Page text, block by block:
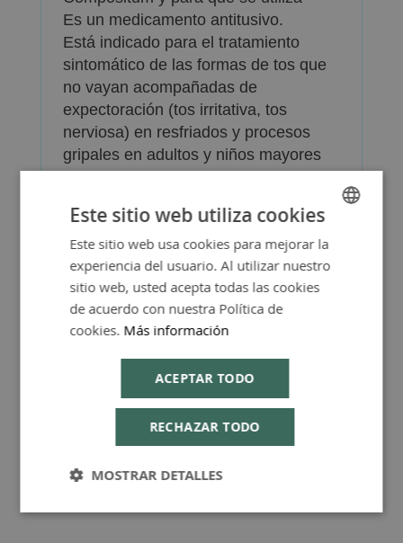
Es un medicamento antitusivo.
Está indicado para el tratamiento
sintomático de las formas de tos que
no vayan acompañadas de
expectoración (tos irritativa, tos
nerviosa) en resfriados y procesos
gripales en adultos y niños mayores
de 6 años.
empeora o si no mejora después de 5
días de tratamiento.
Ver prospecto del medicamento en
pdf
SPANISH
ENGLISH
Este sitio web utiliza cookies
Este sitio web usa cookies para mejorar la
experiencia del usuario. Al utilizar nuestro
sitio web, usted acepta todas las cookies
de acuerdo con nuestra Política de
cookies. Más información
ACEPTAR TODO
RECHAZAR TODO
MOSTRAR DETALLES